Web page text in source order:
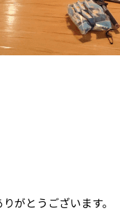
がとうございます。